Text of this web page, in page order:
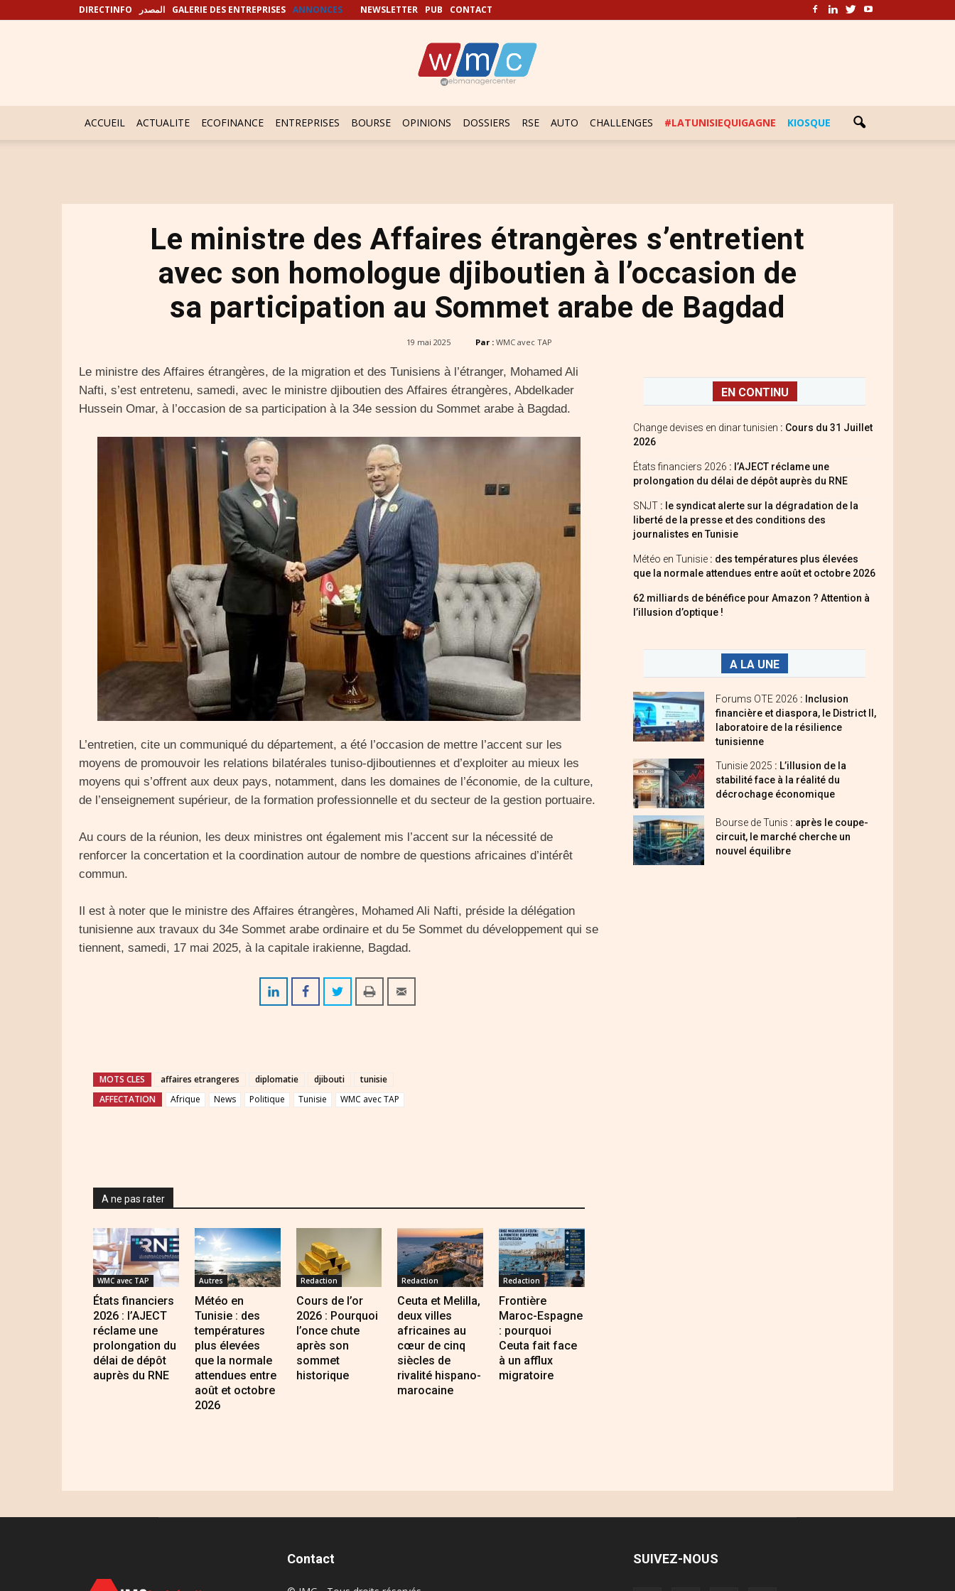
DIRECTINFO المصدر GALERIE DES ENTREPRISES ANNONCES NEWSLETTER PUB CONTACT
ACCUEIL ACTUALITE ECOFINANCE ENTREPRISES BOURSE OPINIONS DOSSIERS RSE AUTO CHALLENGES #LATUNISIEQUIGAGNE KIOSQUE
Le ministre des Affaires étrangères s’entretient
avec son homologue djiboutien à l’occasion de
sa participation au Sommet arabe de Bagdad
19 mai 2025 Par : WMC avec TAP
Le ministre des Affaires étrangères, de la migration et des Tunisiens à l’étranger, Mohamed Ali
Nafti, s’est entretenu, samedi, avec le ministre djiboutien des Affaires étrangères, Abdelkader
Hussein Omar, à l’occasion de sa participation à la 34e session du Sommet arabe à Bagdad.
L’entretien, cite un communiqué du département, a été l’occasion de mettre l’accent sur les
moyens de promouvoir les relations bilatérales tuniso-djiboutiennes et d’exploiter au mieux les
moyens qui s’offrent aux deux pays, notamment, dans les domaines de l’économie, de la culture,
de l’enseignement supérieur, de la formation professionnelle et du secteur de la gestion portuaire.
Au cours de la réunion, les deux ministres ont également mis l’accent sur la nécessité de
renforcer la concertation et la coordination autour de nombre de questions africaines d’intérêt
commun.
Il est à noter que le ministre des Affaires étrangères, Mohamed Ali Nafti, préside la délégation
tunisienne aux travaux du 34e Sommet arabe ordinaire et du 5e Sommet du développement qui se
tiennent, samedi, 17 mai 2025, à la capitale irakienne, Bagdad.
MOTS CLES affaires etrangeres diplomatie djibouti
tunisie
AFFECTATION
Afrique News Politique Tunisie WMC avec TAP
A ne pas rater
WMC avec TAP
États financiers
2026 : l’AJECT
réclame une
prolongation du
délai de dépôt
auprès du RNE
Autres
Météo en
Tunisie : des
températures
plus élevées
que la normale
attendues entre
août et octobre
2026
Redaction
Cours de l’or
2026 : Pourquoi
l’once chute
après son
sommet
historique
Redaction
Ceuta et Melilla,
deux villes
africaines au
cœur de cinq
siècles de
rivalité hispano-
marocaine
Redaction
Frontière
Maroc-Espagne
: pourquoi
Ceuta fait face
à un afflux
migratoire
EN CONTINU
Change devises en dinar tunisien : Cours du 31 Juillet
2026
États financiers 2026 : l’AJECT réclame une
prolongation du délai de dépôt auprès du RNE
SNJT : le syndicat alerte sur la dégradation de la
liberté de la presse et des conditions des
journalistes en Tunisie
Météo en Tunisie : des températures plus élevées
que la normale attendues entre août et octobre 2026
62 milliards de bénéfice pour Amazon ? Attention à
l’illusion d’optique !
A LA UNE
Forums OTE 2026 : Inclusion
financière et diaspora, le District II,
laboratoire de la résilience
tunisienne
Tunisie 2025 : L’illusion de la
stabilité face à la réalité du
décrochage économique
Bourse de Tunis : après le coupe-
circuit, le marché cherche un
nouvel équilibre
Contact SUIVEZ-NOUS